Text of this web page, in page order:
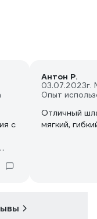
с
Антон Р.
03.07.2023г.
Опыт
Отличный
мягкий,